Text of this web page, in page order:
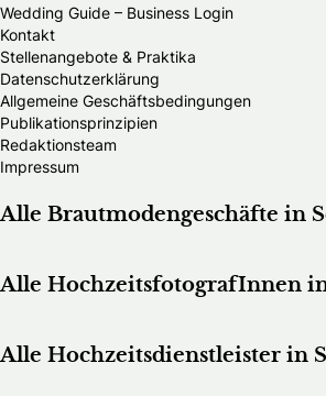
Wedding Guide – Business Login
Kontakt
Stellenangebote & Praktika
Datenschutzerklärung
Allgemeine Geschäftsbedingungen
Publikationsprinzipien
Redaktionsteam
Impressum
Alle Brautmodengeschäfte in
Alle HochzeitsfotografInnen
Alle Hochzeitsdienstleister in